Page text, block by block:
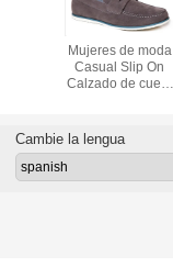
piel
Mujeres de moda
Casual Slip On
Calzado de cuero
Cambie la lengua